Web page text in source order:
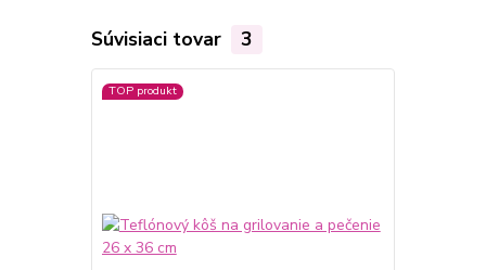
Súvisiaci tovar 3
TOP produkt